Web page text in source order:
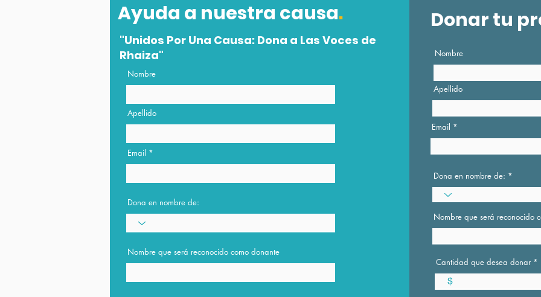
Ayuda a nuestra causa.
"Unidos Por Una Causa: Dona a Las Voces de
Rhaiza"
Nombre
Apellido
Email
Dona en nombre de:
Nombre que será reconocido como donante
Donar tu
Nombre
Apellido
Email
Dona en nombre de:
Nombre que será reconocido
Cantidad que desea donar
$